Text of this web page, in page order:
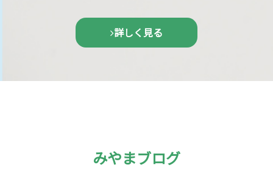
詳しく見る
みやまブログ